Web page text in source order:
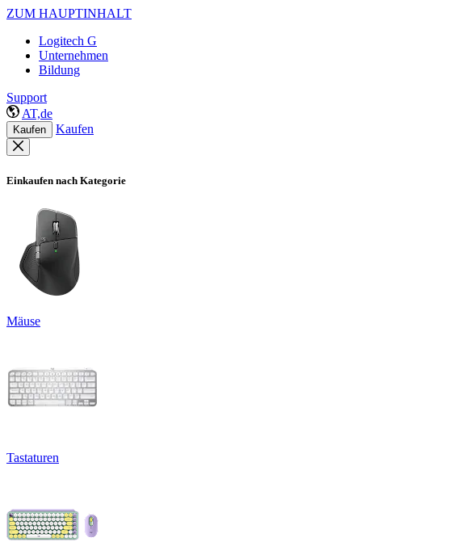
ZUM HAUPTINHALT
Logitech G
Unternehmen
Bildung
Support
AT,de
Kaufen Kaufen
Einkaufen nach Kategorie
Mäuse
Tastaturen